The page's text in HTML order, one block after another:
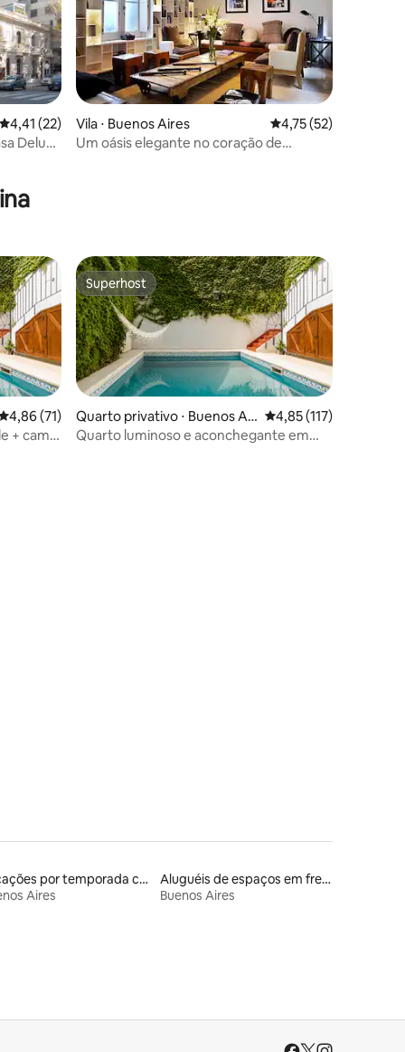
4,41 de uma avaliação média de 5, 22 avaliações
4,41 (22)
Deluxe
Vila ⋅ Buenos Aires 4,75 de uma
4,75 (52)
Um oásis elegante no coração de
de uma avaliação média de 5, 71 avaliações
4,86 (71)
+ cama
Superhost
Superhost
Quarto privativo ⋅ Buenos Air
es
4,85 de uma avaliação
4,85 (117)
Quarto luminoso e aconchegante em
Locações por temporada com piscina
Aires
Aluguéis de espaços em frente à praia
Buenos Aires